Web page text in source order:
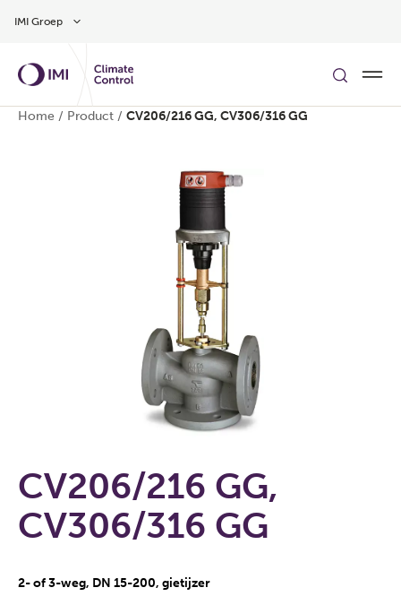
IMI Groep
Home / Product / CV206/216 GG, CV306/316 GG
CV206/216 GG,
CV306/316 GG
2- of 3-weg, DN 15-200, gietijzer